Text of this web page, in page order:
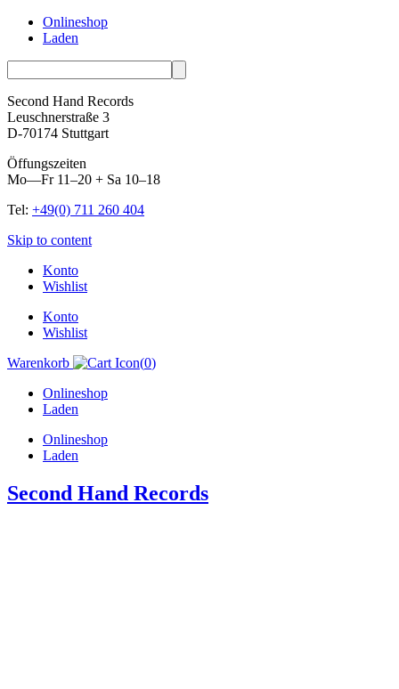
Onlineshop
Laden
Second Hand Records
Leuschnerstraße 3
D-70174 Stuttgart
Öffungszeiten
Mo—Fr 11–20 + Sa 10–18
Tel: +49(0) 711 260 404
Skip to content
Konto
Wishlist
Konto
Wishlist
Warenkorb
(0)
Onlineshop
Laden
Onlineshop
Laden
Second Hand Records